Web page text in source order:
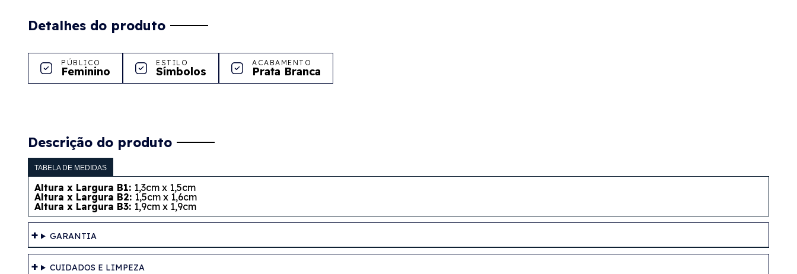
Detalhes do produto
PÚBLICO
Feminino
ESTILO
Símbolos
ACABAMENTO
Prata Branca
Descrição do produto
TABELA DE MEDIDAS
Altura x Largura B1: 1,3cm x 1,5cm
Altura x Largura B2: 1,5cm x 1,6cm
Altura x Largura B3: 1,9cm x 1,9cm
GARANTIA
CUIDADOS E LIMPEZA